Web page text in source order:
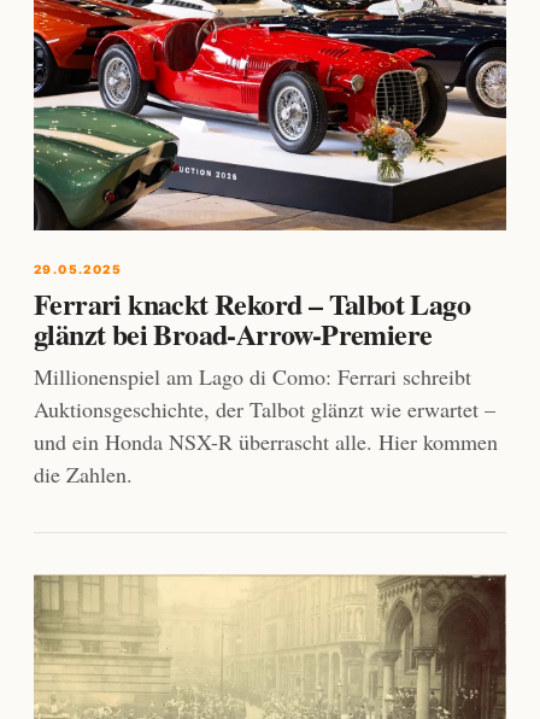
29.05.2025
Ferrari knackt Rekord – Talbot Lago
glänzt bei Broad-Arrow-Premiere
Millionenspiel am Lago di Como: Ferrari schreibt
Auktionsgeschichte, der Talbot glänzt wie erwartet –
und ein Honda NSX-R überrascht alle. Hier kommen
die Zahlen.